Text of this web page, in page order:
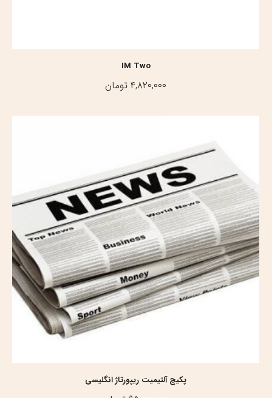
IM Two
۴,۸۲۰,۰۰۰ تومان
پکیج آلتیمیت ریپورتاژ انگلیسی